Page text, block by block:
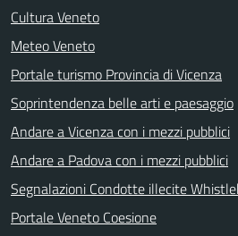
Cultura Veneto
Meteo Veneto
Portale turismo Provincia di Vicenza
Soprintendenza belle arti e paesaggio
Andare a Vicenza con i mezzi pubblici
Andare a Padova con i mezzi pubblici
Segnalazioni Condotte illecite
Portale Veneto Coesione